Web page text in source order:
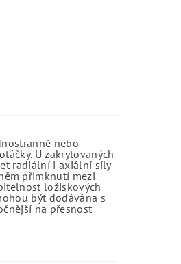
nebo
U zakrytovaných
radiální i axiální síly
přimknutí mezi
ložiskových
být dodávána s
na přesnost